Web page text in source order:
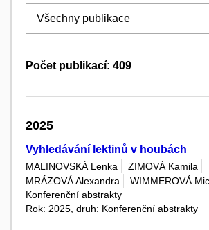
Počet publikací: 409
2025
Vyhledávání lektinů v houbách
MALINOVSKÁ Lenka
ZIMOVÁ Kamila
MRÁZOVÁ Alexandra
WIMMEROVÁ
Konferenční abstrakty
Rok: 2025, druh: Konferenční abstrakty